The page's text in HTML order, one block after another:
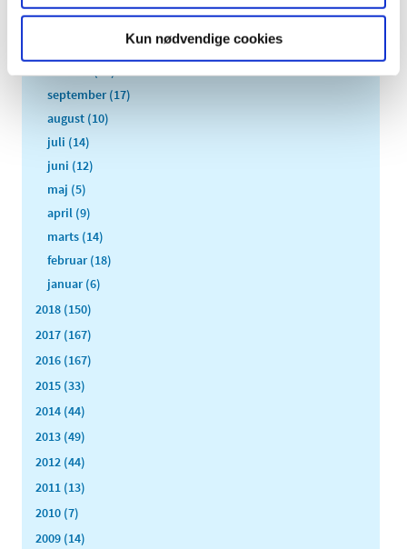
Kun nødvendige cookies
november (23)
september (17)
august (10)
juli (14)
juni (12)
maj (5)
april (9)
marts (14)
februar (18)
januar (6)
2018 (150)
2017 (167)
2016 (167)
2015 (33)
2014 (44)
2013 (49)
2012 (44)
2011 (13)
2010 (7)
2009 (14)